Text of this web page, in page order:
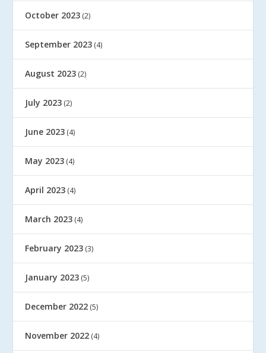
October 2023 (2)
September 2023 (4)
August 2023 (2)
July 2023 (2)
June 2023 (4)
May 2023 (4)
April 2023 (4)
March 2023 (4)
February 2023 (3)
January 2023 (5)
December 2022 (5)
November 2022 (4)